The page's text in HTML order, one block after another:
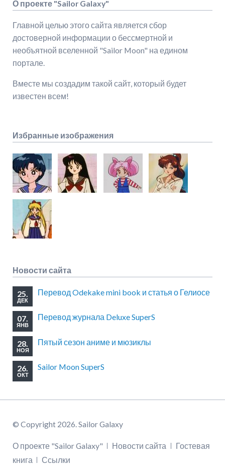
О проекте "Sailor Galaxy"
Главной целью этого сайта является сбор
достоверной информации о бессмертной и
необъятной вселенной "Sailor Moon" на едином
портале.
Вместе мы создадим такой сайт, который будет
известен всем!
Избранные изображения
Новости сайта
25.
ДЕК
Перевод Odekake mini book и статья о Гелиосе
07.
ЯНВ
Перевод журнала Deluxe SuperS
28.
НОЯ
Пятый сезон аниме и мюзиклы
26.
ОКТ
Sailor Moon SuperS
© Copyright 2026. Sailor Galaxy
Пропустить
навигацию
О проекте "Sailor Galaxy" Новости сайта
Гостевая
книга
Ссылки